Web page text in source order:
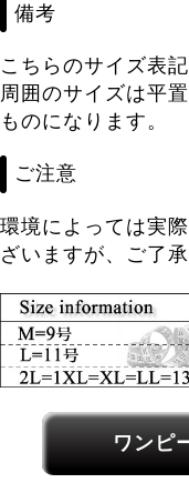
備考
こちらのサイズ表
周囲のサイズは平
ものになります。
ご注意
環境によっては実
ざいますが、ご了
関連カテゴリーへのリンク
ワンピ